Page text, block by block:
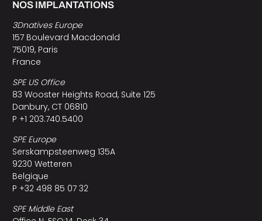
NOS IMPLANTATIONS
3Dnatives Europe
157 Boulevard Macdonald
75019, Paris
France
SPE US Office
83 Wooster Heights Road, Suite 125
Danbury, CT 06810
P +1 203.740.5400
SPE Europe
Serskampsteenweg 135A
9230 Wetteren
Belgique
P +32 498 85 07 32
SPE Middle East